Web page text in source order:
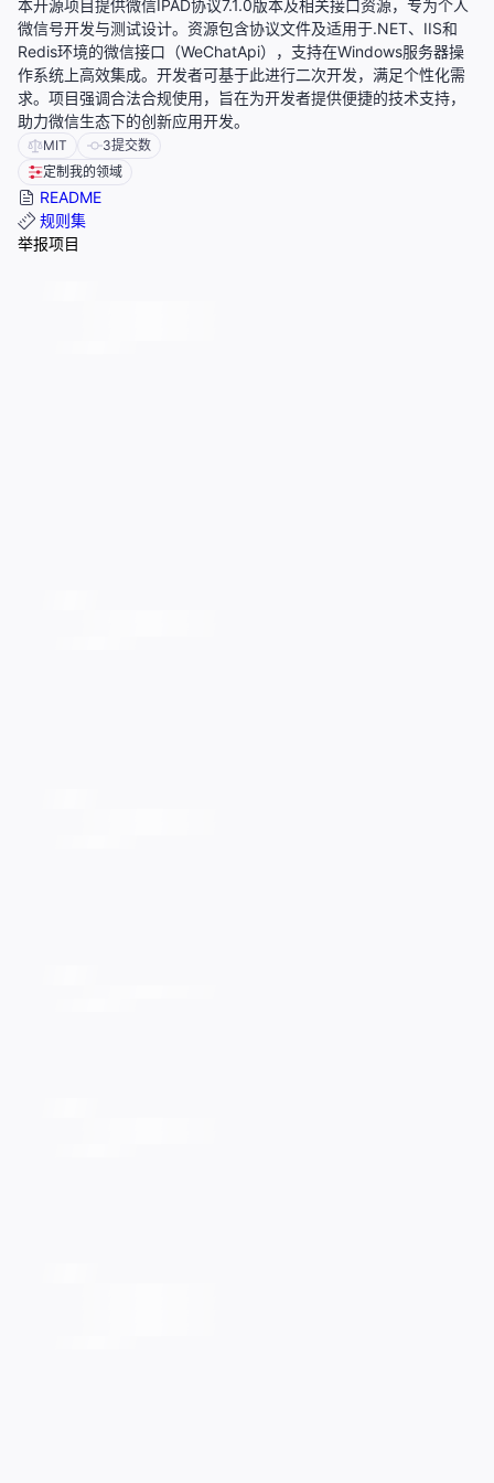
本开源项目提供微信IPAD协议7.1.0版本及相关接口资源，专为个人
微信号开发与测试设计。资源包含协议文件及适用于.NET、IIS和
Redis环境的微信接口（WeChatApi），支持在Windows服务器操
作系统上高效集成。开发者可基于此进行二次开发，满足个性化需
求。项目强调合法合规使用，旨在为开发者提供便捷的技术支持，
助力微信生态下的创新应用开发。
MIT 3提交数
定制我的领域
README
规则集
举报项目